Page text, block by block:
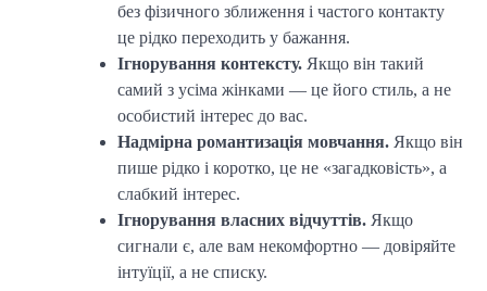
без фізичного зближення і частого контакту
це рідко переходить у бажання.
Ігнорування контексту. Якщо він такий
самий з усіма жінками — це його стиль, а не
особистий інтерес до вас.
Надмірна романтизація мовчання. Якщо він
пише рідко і коротко, це не «загадковість», а
слабкий інтерес.
Ігнорування власних відчуттів. Якщо
сигнали є, але вам некомфортно — довіряйте
інтуїції, а не списку.